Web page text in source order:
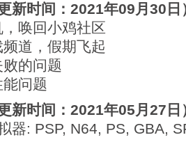
新时间：2021年09月30日
唤回小鸡社区
道，假期飞起
的问题
问题
新时间：2021年05月27日
器: PSP, N64, PS, GBA,